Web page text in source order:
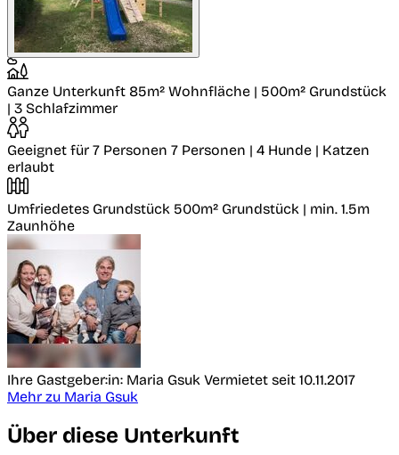
Ganze Unterkunft 85m² Wohnfläche | 500m² Grundstück
| 3 Schlafzimmer
Geeignet für 7 Personen 7 Personen | 4 Hunde | Katzen
erlaubt
Umfriedetes Grundstück 500m² Grundstück | min. 1.5m
Zaunhöhe
Ihre Gastgeber:in: Maria Gsuk Vermietet seit 10.11.2017
Mehr zu Maria Gsuk
Über diese Unterkunft